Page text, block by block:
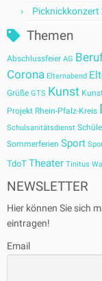
Picknickkonzert
Themen
Abschlussfeier AG
Corona Elternabend
Grüße GTS Kunst
Projekt Rhein-Pfalz-Kreis
Schulsanitätsdienst
Sommerferien Sport
TdoT Theater Tinitus
NEWSLETTER
Hier können Sie sich
eintragen!
Email